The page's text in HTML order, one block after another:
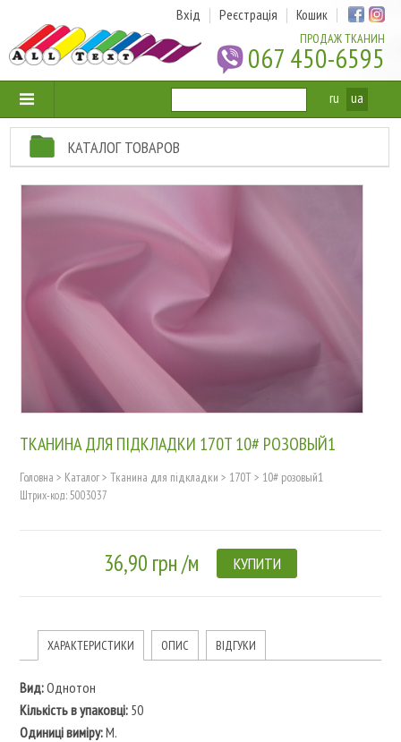
ПРОДАЖ ТКАНИН
067 450-6595
Вхід Реєстрація Кошик
ru ua
КАТАЛОГ ТОВАРОВ
ТКАНИНА ДЛЯ ПІДКЛАДКИ 170T 10# РОЗОВЫЙ1
Головна > Каталог> Тканина для підкладки > 170T> 10# розовый1
Штрих-код: 5003037
36,90 грн /м КУПИТИ
ХАРАКТЕРИСТИКИ ОПИС ВІДГУКИ
Вид:Однотон
Кількість в упаковці:50
Одиниці виміру:M.